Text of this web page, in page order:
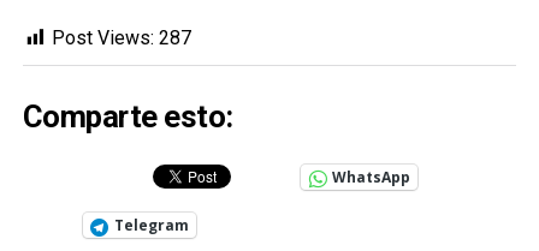
Post Views: 287
Comparte esto:
WhatsApp
Telegram